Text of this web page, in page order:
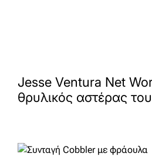
Jesse Ventura Net
θρυλικός αστέρας